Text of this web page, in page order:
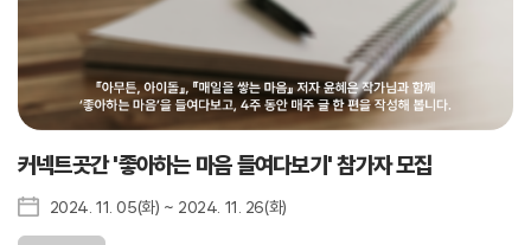
커넥트곳간 '좋아하는 마음 들여다보기' 참가자 모집
2024. 11. 05(화) ~ 2024. 11. 26(화)